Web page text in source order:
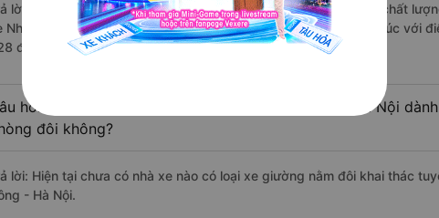
lời: Những hãng xe đi Tam Đảo - Vĩnh Phúc Hà Đông - Hà Nội chất
Nhật Nam Limousine đi Hà Đông - Hà Nội từ Tam Đảo - Vĩnh Phúc với
đánh giá của khách hàng).
hỏi: Có loại xe Tam Đảo - Vĩnh Phúc Hà Đông - Hà Nội
đôi không?
lời: Hiện tại chưa có nhà xe nào có loại xe giường nằm đôi khai thác
- Hà Nội.